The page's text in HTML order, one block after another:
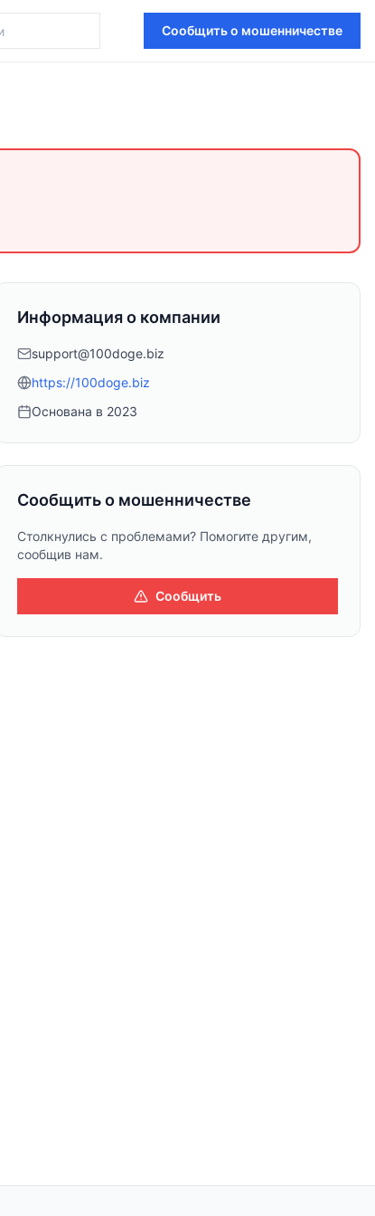
Сообщить о мошенничестве
Информация о компании
support@100doge.biz
https://100doge.biz
Основана в 2023
Сообщить о мошенничестве
Столкнулись с проблемами? Помогите другим,
сообщив нам.
Сообщить